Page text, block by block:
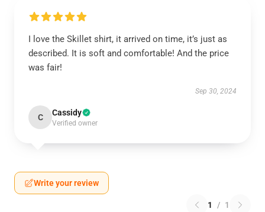
I love the Skillet shirt, it arrived on time, it’s just as
described. It is soft and comfortable! And the price
was fair!
Sep 30, 2024
C Cassidy
Verified owner
Write your review
1 / 1